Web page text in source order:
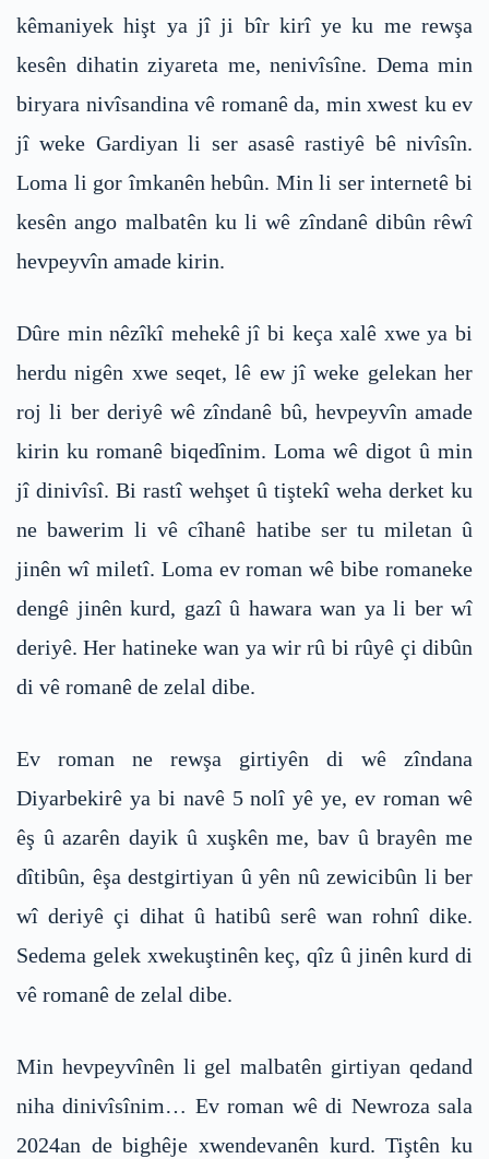
kêmaniyek hişt ya jî ji bîr kirî ye ku me rewşa
kesên dihatin ziyareta me, nenivîsîne. Dema min
biryara nivîsandina vê romanê da, min xwest ku ev
jî weke Gardiyan li ser asasê rastiyê bê nivîsîn.
Loma li gor îmkanên hebûn. Min li ser internetê bi
kesên ango malbatên ku li wê zîndanê dibûn rêwî
hevpeyvîn amade kirin.
Dûre min nêzîkî mehekê jî bi keça xalê xwe ya bi
herdu nigên xwe seqet, lê ew jî weke gelekan her
roj li ber deriyê wê zîndanê bû, hevpeyvîn amade
kirin ku romanê biqedînim. Loma wê digot û min
jî dinivîsî. Bi rastî wehşet û tiştekî weha derket ku
ne bawerim li vê cîhanê hatibe ser tu miletan û
jinên wî miletî. Loma ev roman wê bibe romaneke
dengê jinên kurd, gazî û hawara wan ya li ber wî
deriyê. Her hatineke wan ya wir rû bi rûyê çi dibûn
di vê romanê de zelal dibe.
Ev roman ne rewşa girtiyên di wê zîndana
Diyarbekirê ya bi navê 5 nolî yê ye, ev roman wê
êş û azarên dayik û xuşkên me, bav û brayên me
dîtibûn, êşa destgirtiyan û yên nû zewicibûn li ber
wî deriyê çi dihat û hatibû serê wan rohnî dike.
Sedema gelek xwekuştinên keç, qîz û jinên kurd di
vê romanê de zelal dibe.
Min hevpeyvînên li gel malbatên girtiyan qedand
niha dinivîsînim… Ev roman wê di Newroza sala
2024an de bighêje xwendevanên kurd. Tiştên ku